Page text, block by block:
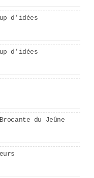
d’idées
d’idées
du Jeûne